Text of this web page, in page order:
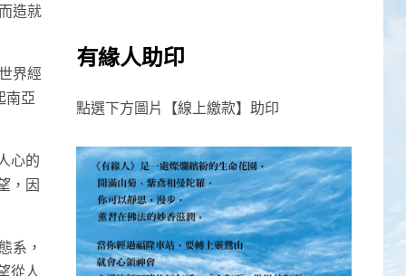
造就
界經
南亞
心的
，因
系，
從人
有緣人助印
點選下方圖片【線上繳款】助印